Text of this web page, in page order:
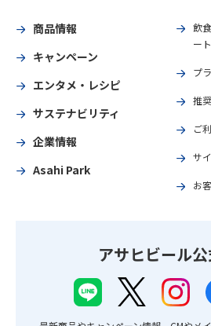
商品情報
キャンペーン
エンタメ・レシピ
サステナビリティ
企業情報
Asahi Park
飲
ー
プ
推
ご
サ
お
アサヒビール